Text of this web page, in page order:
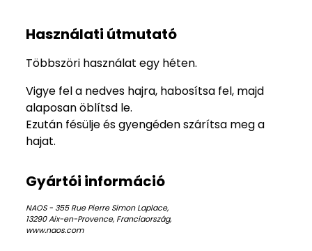
Használati útmutató
Többszöri használat egy héten.
Vigye fel a nedves hajra, habosítsa fel, majd
alaposan öblítsd le.
Ezután fésülje és gyengéden szárítsa meg a
hajat.
Gyártói információ
NAOS - 355 Rue Pierre Simon Laplace,
13290 Aix-en-Provence, Franciaország,
www.naos.com